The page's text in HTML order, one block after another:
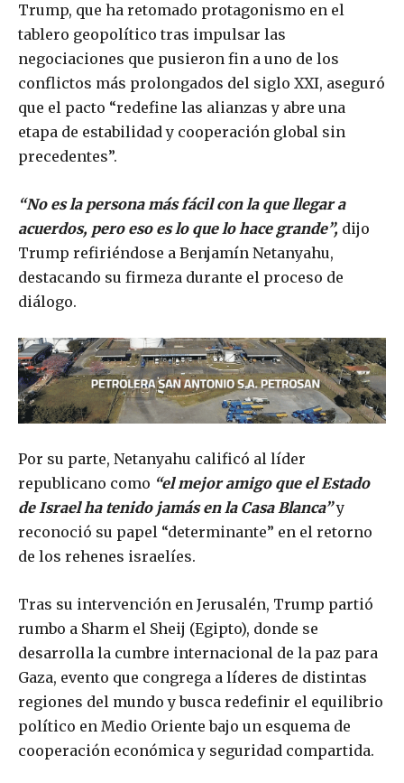
Trump, que ha retomado protagonismo en el
tablero geopolítico tras impulsar las
negociaciones que pusieron fin a uno de los
conflictos más prolongados del siglo XXI, aseguró
que el pacto “redefine las alianzas y abre una
etapa de estabilidad y cooperación global sin
precedentes”.
“No es la persona más fácil con la que llegar a
acuerdos, pero eso es lo que lo hace grande”, dijo
Trump refiriéndose a Benjamín Netanyahu,
destacando su firmeza durante el proceso de
diálogo.
Por su parte, Netanyahu calificó al líder
republicano como “el mejor amigo que el Estado
de Israel ha tenido jamás en la Casa Blanca”y
reconoció su papel “determinante” en el retorno
de los rehenes israelíes.
Tras su intervención en Jerusalén, Trump partió
rumbo a Sharm el Sheij (Egipto), donde se
desarrolla la cumbre internacional de la paz para
Gaza, evento que congrega a líderes de distintas
regiones del mundo y busca redefinir el equilibrio
político en Medio Oriente bajo un esquema de
cooperación económica y seguridad compartida.